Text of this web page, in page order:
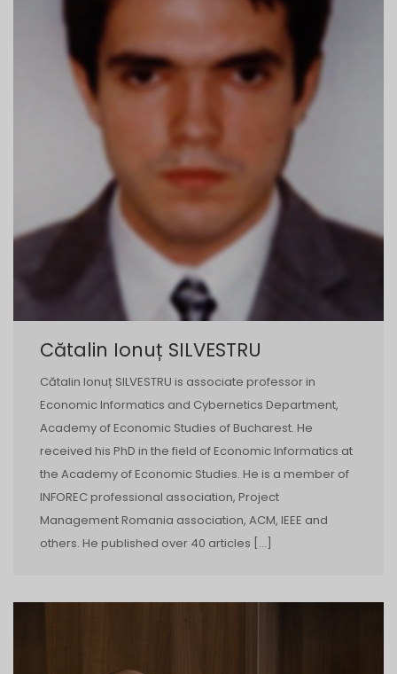
Cătalin Ionuț SILVESTRU
Cătalin Ionuț SILVESTRU is associate professor in
Economic Informatics and Cybernetics Department,
Academy of Economic Studies of Bucharest. He
received his PhD in the field of Economic Informatics at
the Academy of Economic Studies. He is a member of
INFOREC professional association, Project
Management Romania association, ACM, IEEE and
others. He published over 40 articles […]